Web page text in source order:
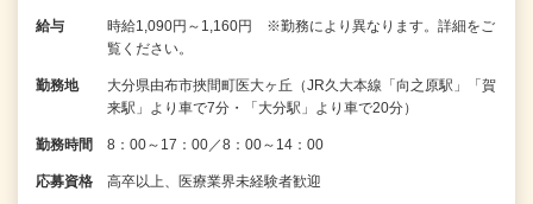
給与
時給1,090円～1,160円 ※勤務により異なります。詳細をご
覧ください。
勤務地
大分県由布市挾間町医大ヶ丘（JR久大本線「向之原駅」「賀
来駅」より車で7分・「大分駅」より車で20分）
勤務時間 8：00～17：00／8：00～14：00
応募資格 高卒以上、医療業界未経験者歓迎